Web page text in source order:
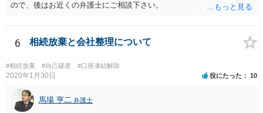
ので、後はお近くの弁護士にご相談下さい。
6 相続放棄と会社整理について
#相続放棄 #自己破産 #口座凍結解除
2020年1月30日 役にたった 10
馬場 亨二 弁護士